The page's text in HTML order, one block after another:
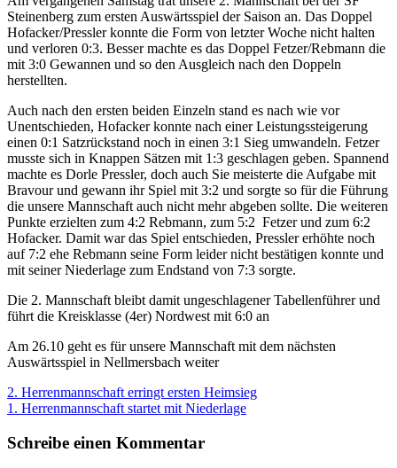
Steinenberg zum ersten Auswärtsspiel der Saison an. Das Doppel
Hofacker/Pressler konnte die Form von letzter Woche nicht halten
und verloren 0:3. Besser machte es das Doppel Fetzer/Rebmann die
mit 3:0 Gewannen und so den Ausgleich nach den Doppeln
herstellten.
Auch nach den ersten beiden Einzeln stand es nach wie vor
Unentschieden, Hofacker konnte nach einer Leistungssteigerung
einen 0:1 Satzrückstand noch in einen 3:1 Sieg umwandeln. Fetzer
musste sich in Knappen Sätzen mit 1:3 geschlagen geben. Spannend
machte es Dorle Pressler, doch auch Sie meisterte die Aufgabe mit
Bravour und gewann ihr Spiel mit 3:2 und sorgte so für die Führung
die unsere Mannschaft auch nicht mehr abgeben sollte. Die weiteren
Punkte erzielten zum 4:2 Rebmann, zum 5:2 Fetzer und zum 6:2
Hofacker. Damit war das Spiel entschieden, Pressler erhöhte noch
auf 7:2 ehe Rebmann seine Form leider nicht bestätigen konnte und
mit seiner Niederlage zum Endstand von 7:3 sorgte.
Die 2. Mannschaft bleibt damit ungeschlagener Tabellenführer und
führt die Kreisklasse (4er) Nordwest mit 6:0 an
Am 26.10 geht es für unsere Mannschaft mit dem nächsten
Auswärtsspiel in Nellmersbach weiter
2. Herrenmannschaft erringt ersten Heimsieg
1. Herrenmannschaft startet mit Niederlage
Schreibe einen Kommentar